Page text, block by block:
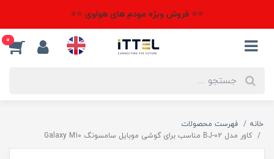
⭐⭐ فروش ویژه مودم های هواوی ⭐⭐
0
خانه
فهرست محصولات
کاور مدل BJ-02 مناسب برای گوشی موبایل سامسونگ Galaxy M10